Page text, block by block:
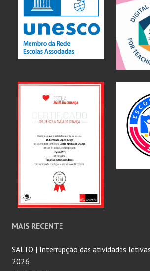
MAIS RECENTE
SALTO | Interrupção das atividades
2026